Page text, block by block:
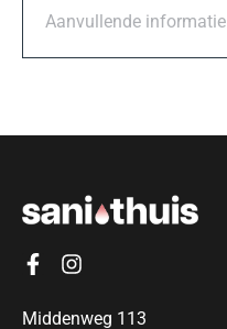
Aanvullende informatie
Middenweg 113